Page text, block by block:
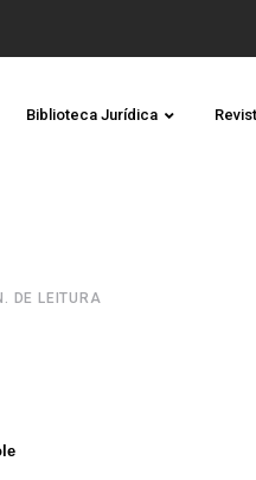
Biblioteca Jurídica
DE LEITURA